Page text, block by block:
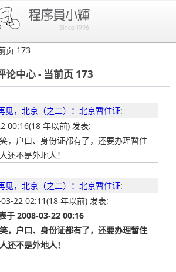
页 173
论中心 - 当前页 173
见，北京（之二）：北京暂住证:
00:16(18 年以前) 发表:
，户口、身份证都有了，还要办理暂住
还不是外地人！
见，北京（之二）：北京暂住证:
22 02:11(18 年以前) 发表:
于 2008-03-22 00:16
，户口、身份证都有了，还要办理暂住
还不是外地人！